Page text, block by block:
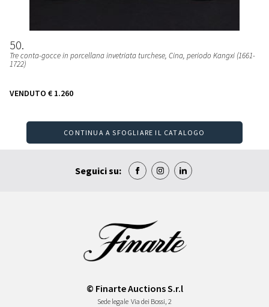
50
Tre conta-gocce in porcellana invetriata turchese, Cina, periodo Kangxi (1661-
1722)
VENDUTO € 1.260
CONTINUA A SFOGLIARE IL CATALOGO
Seguici su:
© Finarte Auctions S.r.l
Sede legale Via dei Bossi, 2